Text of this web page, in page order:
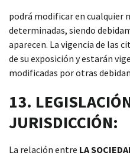
podrá modificar en cualquier
determinadas, siendo
aparecen. La vigencia de las
de su exposición y estarán
modificadas por otras
13.
JURISDICCIÓN:
La relación entre LA